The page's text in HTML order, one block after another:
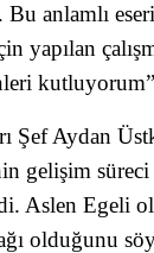
Bu anlamlı
yapılan
Şef Aydan
gelişim
Aslen Egeli
olduğunu